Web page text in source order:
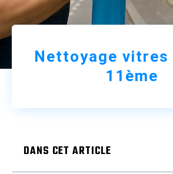
Nettoyage vitres
11ème
DANS CET ARTICLE